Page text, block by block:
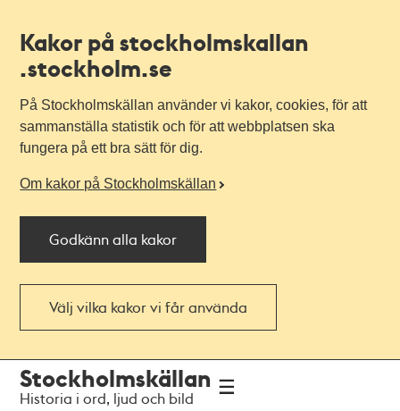
Kakor på stockholmskallan
.stockholm.se
På Stockholmskällan använder vi kakor, cookies, för att
sammanställa statistik och för att webbplatsen ska
fungera på ett bra sätt för dig.
Om kakor på Stockholmskällan
Godkänn alla kakor
Välj vilka kakor vi får använda
navigationen
huvudinnehållet
Stockholmskällan
Historia i ord, ljud och bild